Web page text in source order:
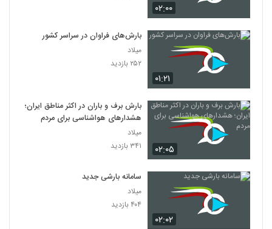
۰۲:۰۰
۰۱:۲۱
بارش‌های فراوان در سراسر کشور
میلاد
۲۵۲ بازدید
۰۲:۰۵
بارش برف و باران در اکثر مناطق ایران؛
هشدارهای هواشناسی برای مردم
میلاد
۳۴۱ بازدید
۰۲:۰۲
سامانه بارشی جدید
میلاد
۴۰۴ بازدید